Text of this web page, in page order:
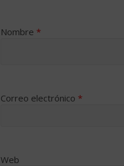
Nombre *
Correo electrónico *
Web